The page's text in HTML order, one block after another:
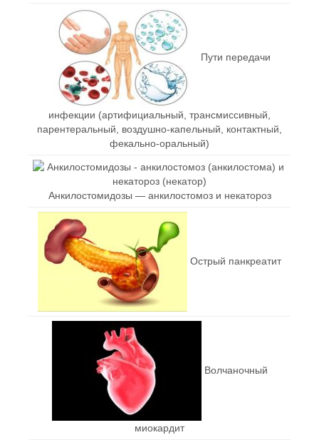
Пути передачи
инфекции (артифициальный, трансмиссивный,
парентеральный, воздушно-капельный, контактный,
фекально-оральный)
Анкилостомидозы — анкилостомоз и некатороз
Острый панкреатит
Волчаночный
миокардит